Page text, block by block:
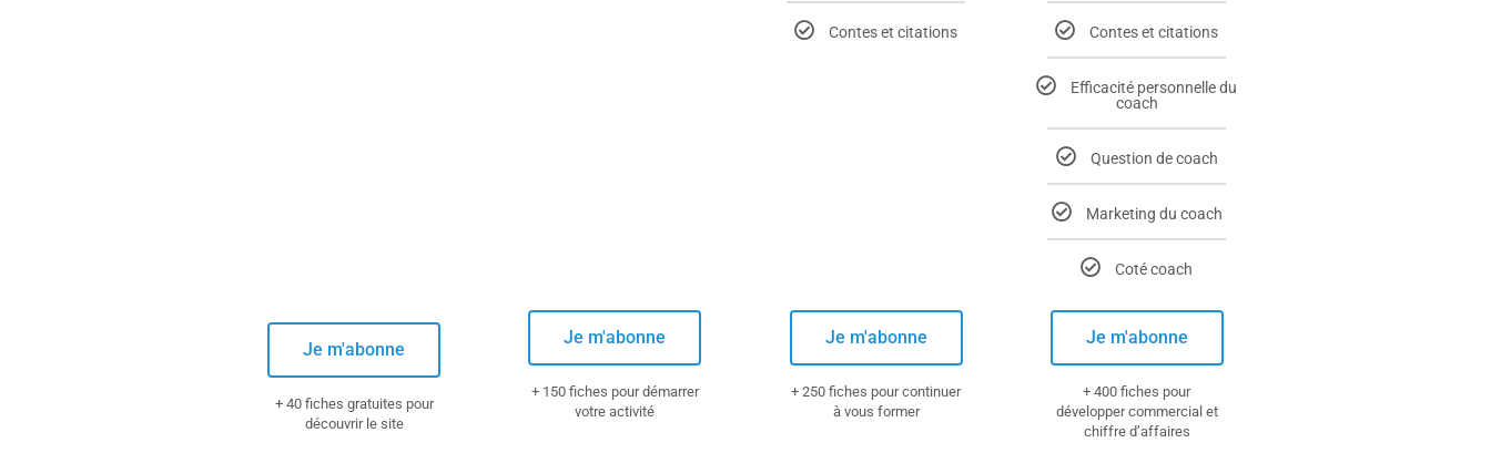
Je m'abonne
+ 40 fiches gratuites pour
découvrir le site
Je m'abonne
+ 150 fiches pour démarrer
votre activité
Contes et citations
Je m'abonne
+ 250 fiches pour continuer
à vous former
Contes et citations
Efficacité personnelle du
coach
Question de coach
Marketing du coach
Coté coach
Je m'abonne
+ 400 fiches pour
développer commercial et
chiffre d’affaires